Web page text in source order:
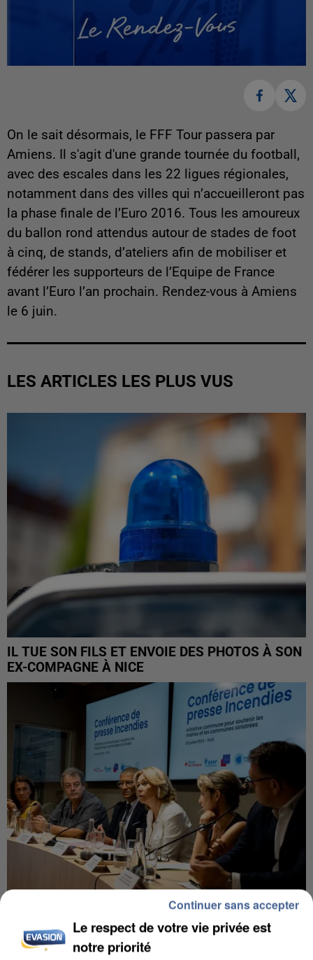
On le sait désormais, le FFF Tour passera par
Amiens. Il s'agit d'une grande tournée du football,
avec des escales dans les 22 ligues régionales,
notamment dans des villes qui n’accueilleront pas
la phase finale de l’Euro 2016. Tous les amoureux
du ballon rond attendus autour de stades de foot
à cinq, de stands, d’ateliers afin de mobiliser et
fédérer les supporteurs de l’Equipe de France
avant l’Euro l’an prochain. Rendez-vous à Amiens
le 6 juin.
LES ARTICLES LES PLUS VUS
IL TUE SON FILS ET ENVOIE DES PHOTOS À SON
EX-COMPAGNE À NICE
INCENDIES : L’ÎLE-DE-FRANCE LANCE UN ÉLAN
DE SOLIDARITÉ AVEC LES...
Le respect de votre vie privée est
notre priorité
Continuer sans accepter